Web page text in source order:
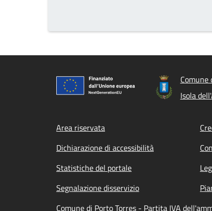
Comune
Isola
Footer menu
Area riservata
Dichiarazione di accessibilità
Statistiche del portale
Segnalazione disservizio
Comune di Porto Torres - Partita IVA